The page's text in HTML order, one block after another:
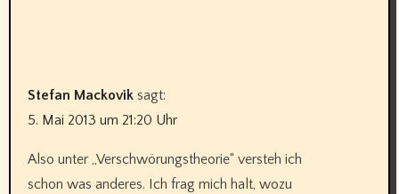
Stefan Mackovik sagt:
5. Mai 2013 um 21:20 Uhr
Also unter „Verschwörungstheorie“ versteh ich
schon was anderes. Ich frag mich halt, wozu